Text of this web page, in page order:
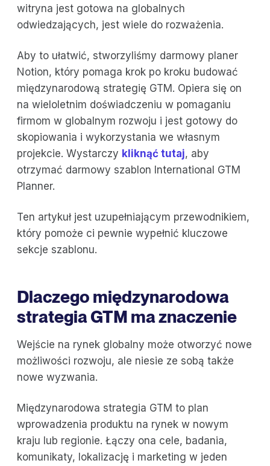
witryna jest gotowa na globalnych
odwiedzających, jest wiele do rozważenia.
Aby to ułatwić, stworzyliśmy darmowy planer
Notion, który pomaga krok po kroku budować
międzynarodową strategię GTM. Opiera się on
na wieloletnim doświadczeniu w pomaganiu
firmom w globalnym rozwoju i jest gotowy do
skopiowania i wykorzystania we własnym
projekcie. Wystarczy kliknąć tutaj, aby
otrzymać darmowy szablon International GTM
Planner.
Ten artykuł jest uzupełniającym przewodnikiem,
który pomoże ci pewnie wypełnić kluczowe
sekcje szablonu.
Dlaczego międzynarodowa
strategia GTM ma znaczenie
Wejście na rynek globalny może otworzyć nowe
możliwości rozwoju, ale niesie ze sobą także
nowe wyzwania.
Międzynarodowa strategia GTM to plan
wprowadzenia produktu na rynek w nowym
kraju lub regionie. Łączy ona cele, badania,
komunikaty, lokalizację i marketing w jeden